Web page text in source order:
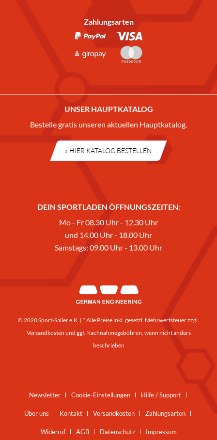
Zahlungsarten
UNSER HAUPTKATALOG
Bestelle gratis unseren aktuellen Hauptkatalog.
» HIER KATALOG BESTELLEN
DEIN SPORTLADEN ÖFFNUNGSZEITEN:
Mo - Fr 08.30 Uhr - 12.30 Uhr
und 14.00 Uhr - 18.00 Uhr
Samstags: 09.00 Uhr - 13.00 Uhr
© 2020 Sport-Saller e.K. | * Alle Preise inkl. gesetzl. Mehrwertsteuer zzgl.
Versandkosten und ggf. Nachnahmegebühren, wenn nicht anders
beschrieben
Newsletter Cookie-Einstellungen Hilfe / Support
Über uns Kontakt Versandkosten Zahlungsarten
Widerruf AGB Datenschutz Impressum